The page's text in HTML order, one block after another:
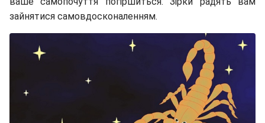
зайнятися самовдосконаленням.